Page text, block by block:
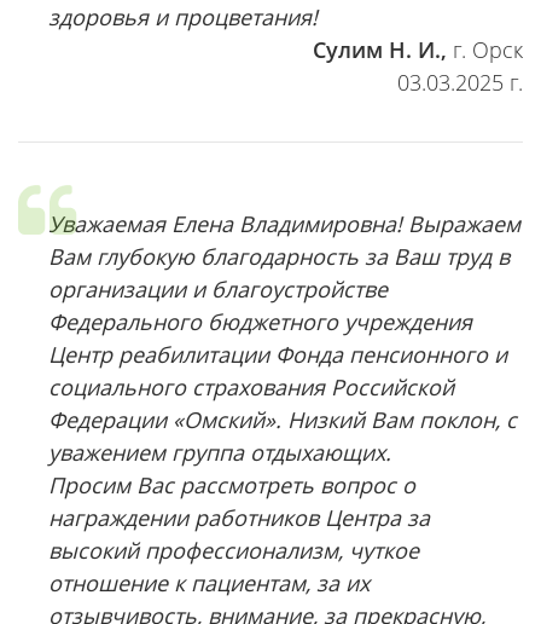
здоровья и процветания!
Сулим Н. И., г. Орск
03.03.2025 г.
Уважаемая Елена Владимировна! Выражаем
Вам глубокую благодарность за Ваш труд в
организации и благоустройстве
Федерального бюджетного учреждения
Центр реабилитации Фонда пенсионного и
социального страхования Российской
Федерации «Омский». Низкий Вам поклон, с
уважением группа отдыхающих.
Просим Вас рассмотреть вопрос о
награждении работников Центра за
высокий профессионализм, чуткое
отношение к пациентам, за их
отзывчивость, внимание, за прекрасную,